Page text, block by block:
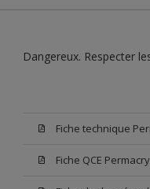
Dangereux. Respecter
Fiche technique
Fiche QCE